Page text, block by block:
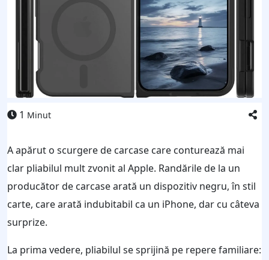
1 Minut
A apărut o scurgere de carcase care conturează mai
clar pliabilul mult zvonit al Apple. Randările de la un
producător de carcase arată un dispozitiv negru, în stil
carte, care arată indubitabil ca un iPhone, dar cu câteva
surprize.
La prima vedere, pliabilul se sprijină pe repere familiare: